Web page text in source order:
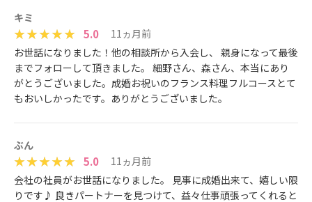
キミ
5.0
11ヵ月前
お世話になりました！他の相談所から入会し、 親身になって最後
までフォローして頂きました。 細野さん、森さん、本当にあり
がとうございました。成婚お祝いのフランス料理フルコースとて
もおいしかったです。ありがとうございました。
ぶん
5.0
11ヵ月前
会社の社員がお世話になりました。 見事に成婚出来て、嬉しい限
りです♪ 良きパートナーを見つけて、益々仕事頑張ってくれると